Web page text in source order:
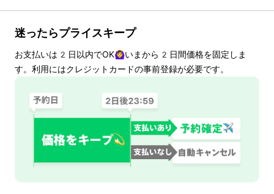
迷ったらプライスキープ
お支払いは 2 日以内でOK🙆‍♀️いまから 2 日間価格を固定しま
す。利用にはクレジットカードの事前登録が必要です。